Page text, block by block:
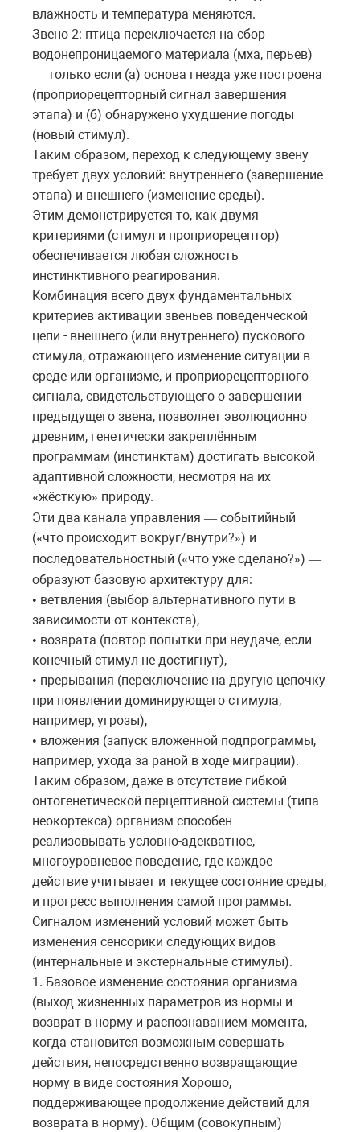
влажность и температура меняются.
Звено 2: птица переключается на сбор
водонепроницаемого материала (мха, перьев)
— только если (а) основа гнезда уже построена
(проприорецепторный сигнал завершения
этапа) и (б) обнаружено ухудшение погоды
(новый стимул).
Таким образом, переход к следующему звену
требует двух условий: внутреннего (завершение
этапа) и внешнего (изменение среды).
Этим демонстрируется то, как двумя
критериями (стимул и проприорецептор)
обеспечивается любая сложность
инстинктивного реагирования.
Комбинация всего двух фундаментальных
критериев активации звеньев поведенческой
цепи - внешнего (или внутреннего) пускового
стимула, отражающего изменение ситуации в
среде или организме, и проприорецепторного
сигнала, свидетельствующего о завершении
предыдущего звена, позволяет эволюционно
древним, генетически закреплённым
программам (инстинктам) достигать высокой
адаптивной сложности, несмотря на их
«жёсткую» природу.
Эти два канала управления — событийный
(«что происходит вокруг/внутри?») и
последовательностный («что уже сделано?») —
образуют базовую архитектуру для:
• ветвления (выбор альтернативного пути в
зависимости от контекста),
• возврата (повтор попытки при неудаче, если
конечный стимул не достигнут),
• прерывания (переключение на другую цепочку
при появлении доминирующего стимула,
например, угрозы),
• вложения (запуск вложенной подпрограммы,
например, ухода за раной в ходе миграции).
Таким образом, даже в отсутствие гибкой
онтогенетической перцептивной системы (типа
неокортекса) организм способен
реализовывать условно-адекватное,
многоуровневое поведение, где каждое
действие учитывает и текущее состояние среды,
и прогресс выполнения самой программы.
Сигналом изменений условий может быть
изменения сенсорики следующих видов
(интернальные и экстернальные стимулы).
1. Базовое изменение состояния организма
(выход жизненных параметров из нормы и
возврат в норму и распознаванием момента,
когда становится возможным совершать
действия, непосредственно возвращающие
норму в виде состояния Хорошо,
поддерживающее продолжение действий для
возврата в норму). Общим (совокупным)